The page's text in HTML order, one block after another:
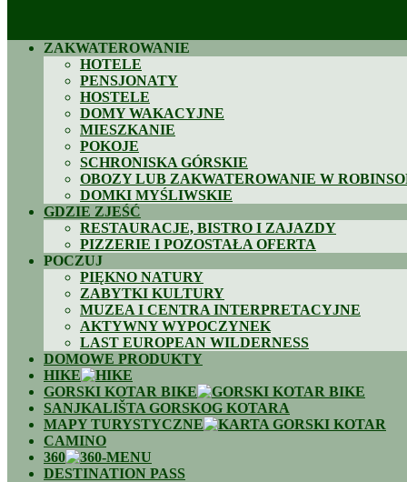
ZAKWATEROWANIE
HOTELE
PENSJONATY
HOSTELE
DOMY WAKACYJNE
MIESZKANIE
POKOJE
SCHRONISKA GÓRSKIE
OBOZY LUB ZAKWATEROWANIE W
DOMKI MYŚLIWSKIE
GDZIE ZJEŚĆ
RESTAURACJE, BISTRO I ZAJAZDY
PIZZERIE I POZOSTAŁA OFERTA
POCZUJ
PIĘKNO NATURY
ZABYTKI KULTURY
MUZEA I CENTRA INTERPRETACYJNE
AKTYWNY WYPOCZYNEK
LAST EUROPEAN WILDERNESS
DOMOWE PRODUKTY
HIKE
GORSKI KOTAR BIKE
SANJKALIŠTA GORSKOG KOTARA
MAPY TURYSTYCZNE
CAMINO
360
DESTINATION PASS